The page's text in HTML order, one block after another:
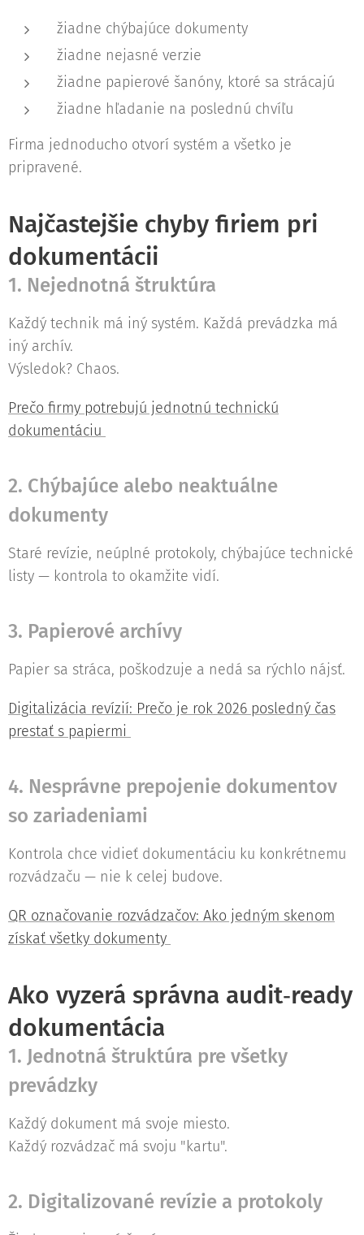
žiadne chýbajúce dokumenty
žiadne nejasné verzie
žiadne papierové šanóny, ktoré sa strácajú
žiadne hľadanie na poslednú chvíľu
Firma jednoducho otvorí systém a všetko je
pripravené.
Najčastejšie chyby firiem pri
dokumentácii
1. Nejednotná štruktúra
Každý technik má iný systém. Každá prevádzka má
iný archív.
Výsledok? Chaos.
Prečo firmy potrebujú jednotnú technickú
dokumentáciu
2. Chýbajúce alebo neaktuálne
dokumenty
Staré revízie, neúplné protokoly, chýbajúce technické
listy — kontrola to okamžite vidí.
3. Papierové archívy
Papier sa stráca, poškodzuje a nedá sa rýchlo nájsť.
Digitalizácia revízií: Prečo je rok 2026 posledný čas
prestať s papiermi
4. Nesprávne prepojenie dokumentov
so zariadeniami
Kontrola chce vidieť dokumentáciu ku konkrétnemu
rozvádzaču — nie k celej budove.
QR označovanie rozvádzačov: Ako jedným skenom
získať všetky dokumenty
Ako vyzerá správna audit‑ready
dokumentácia
1. Jednotná štruktúra pre všetky
prevádzky
Každý dokument má svoje miesto.
Každý rozvádzač má svoju "kartu".
2. Digitalizované revízie a protokoly